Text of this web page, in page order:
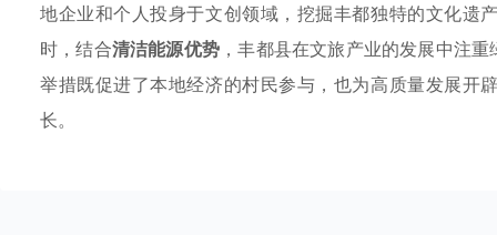
地企业和个人投身于文创领域，挖掘丰都独特的文化遗
时，结合清洁能源优势 ，丰都县在文旅产业的发展中注
举措既促进了本地经济的村民参与，也为高质量发展开
长。